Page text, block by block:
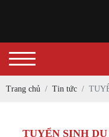
Trang chủ Tin tức
TUYỂN SINH